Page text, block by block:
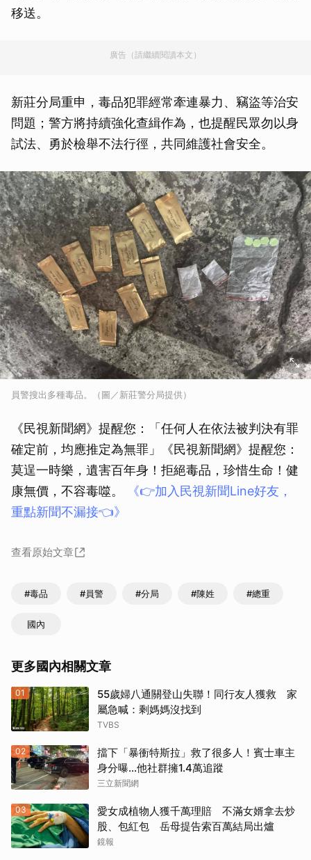
移送。
廣告（請繼續閱讀本文）
新莊分局重申，毒品犯罪經常牽連暴力、竊盜等治安
問題；警方將持續強化查緝作為，也提醒民眾勿以身
試法、勇於檢舉不法行徑，共同維護社會安全。
員警搜出多種毒品。（圖／新莊警分局提供）
《民視新聞網》提醒您：「任何人在依法被判決有罪
確定前，均應推定為無罪」《民視新聞網》提醒您：
莫逞一時樂，遺害百年身！拒絕毒品，珍惜生命！健
康無價，不容毒噬。
《👉加入民視新聞Line好友，
重點新聞不漏接👈》
查看原始文章
#毒品 #員警 #分局 #陳姓 #總重
國內
更多國內相關文章
01
55歲婦八通關登山失聯！同行友人獲救 家
屬急喊：剩媽媽沒找到
TVBS
02
擋下「暴衝特斯拉」救了很多人！賓士車主
身分曝…他社群擁1.4萬追蹤
三立新聞網
03
愛女成植物人獲千萬理賠 不滿女婿拿去炒
股、包紅包 岳母提告索百萬結局出爐
鏡報